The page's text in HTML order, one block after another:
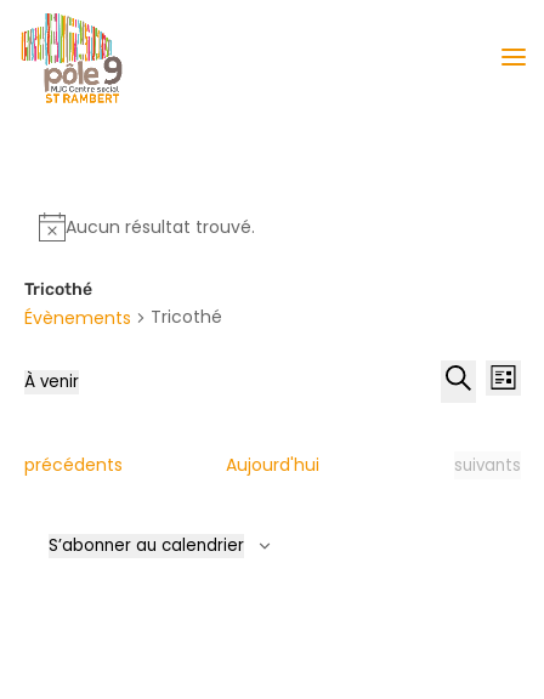
Aucun résultat trouvé.
Tricothé
Évènements Tricothé
de
de
Liste
À venir
date.
Évènements
précédents Aujourd'hui suivants
S’abonner au calendrier